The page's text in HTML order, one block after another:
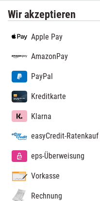
Wir akzeptieren
Apple Pay
AmazonPay
PayPal
Kreditkarte
Klarna
easyCredit-Ratenkauf
eps-Überweisung
Vorkasse
Rechnung